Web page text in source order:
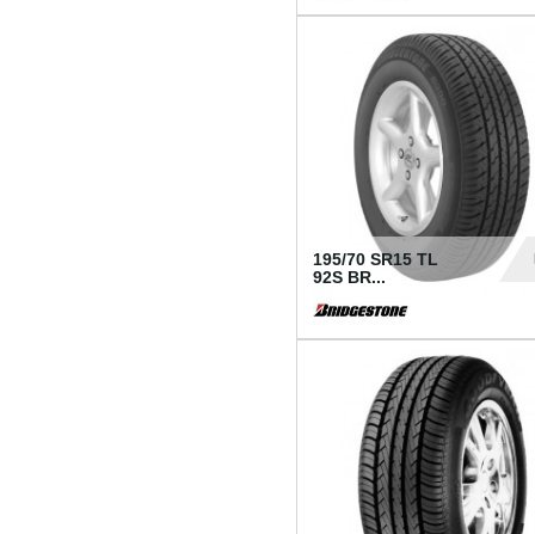
195/70 SR15 TL
92S BR...